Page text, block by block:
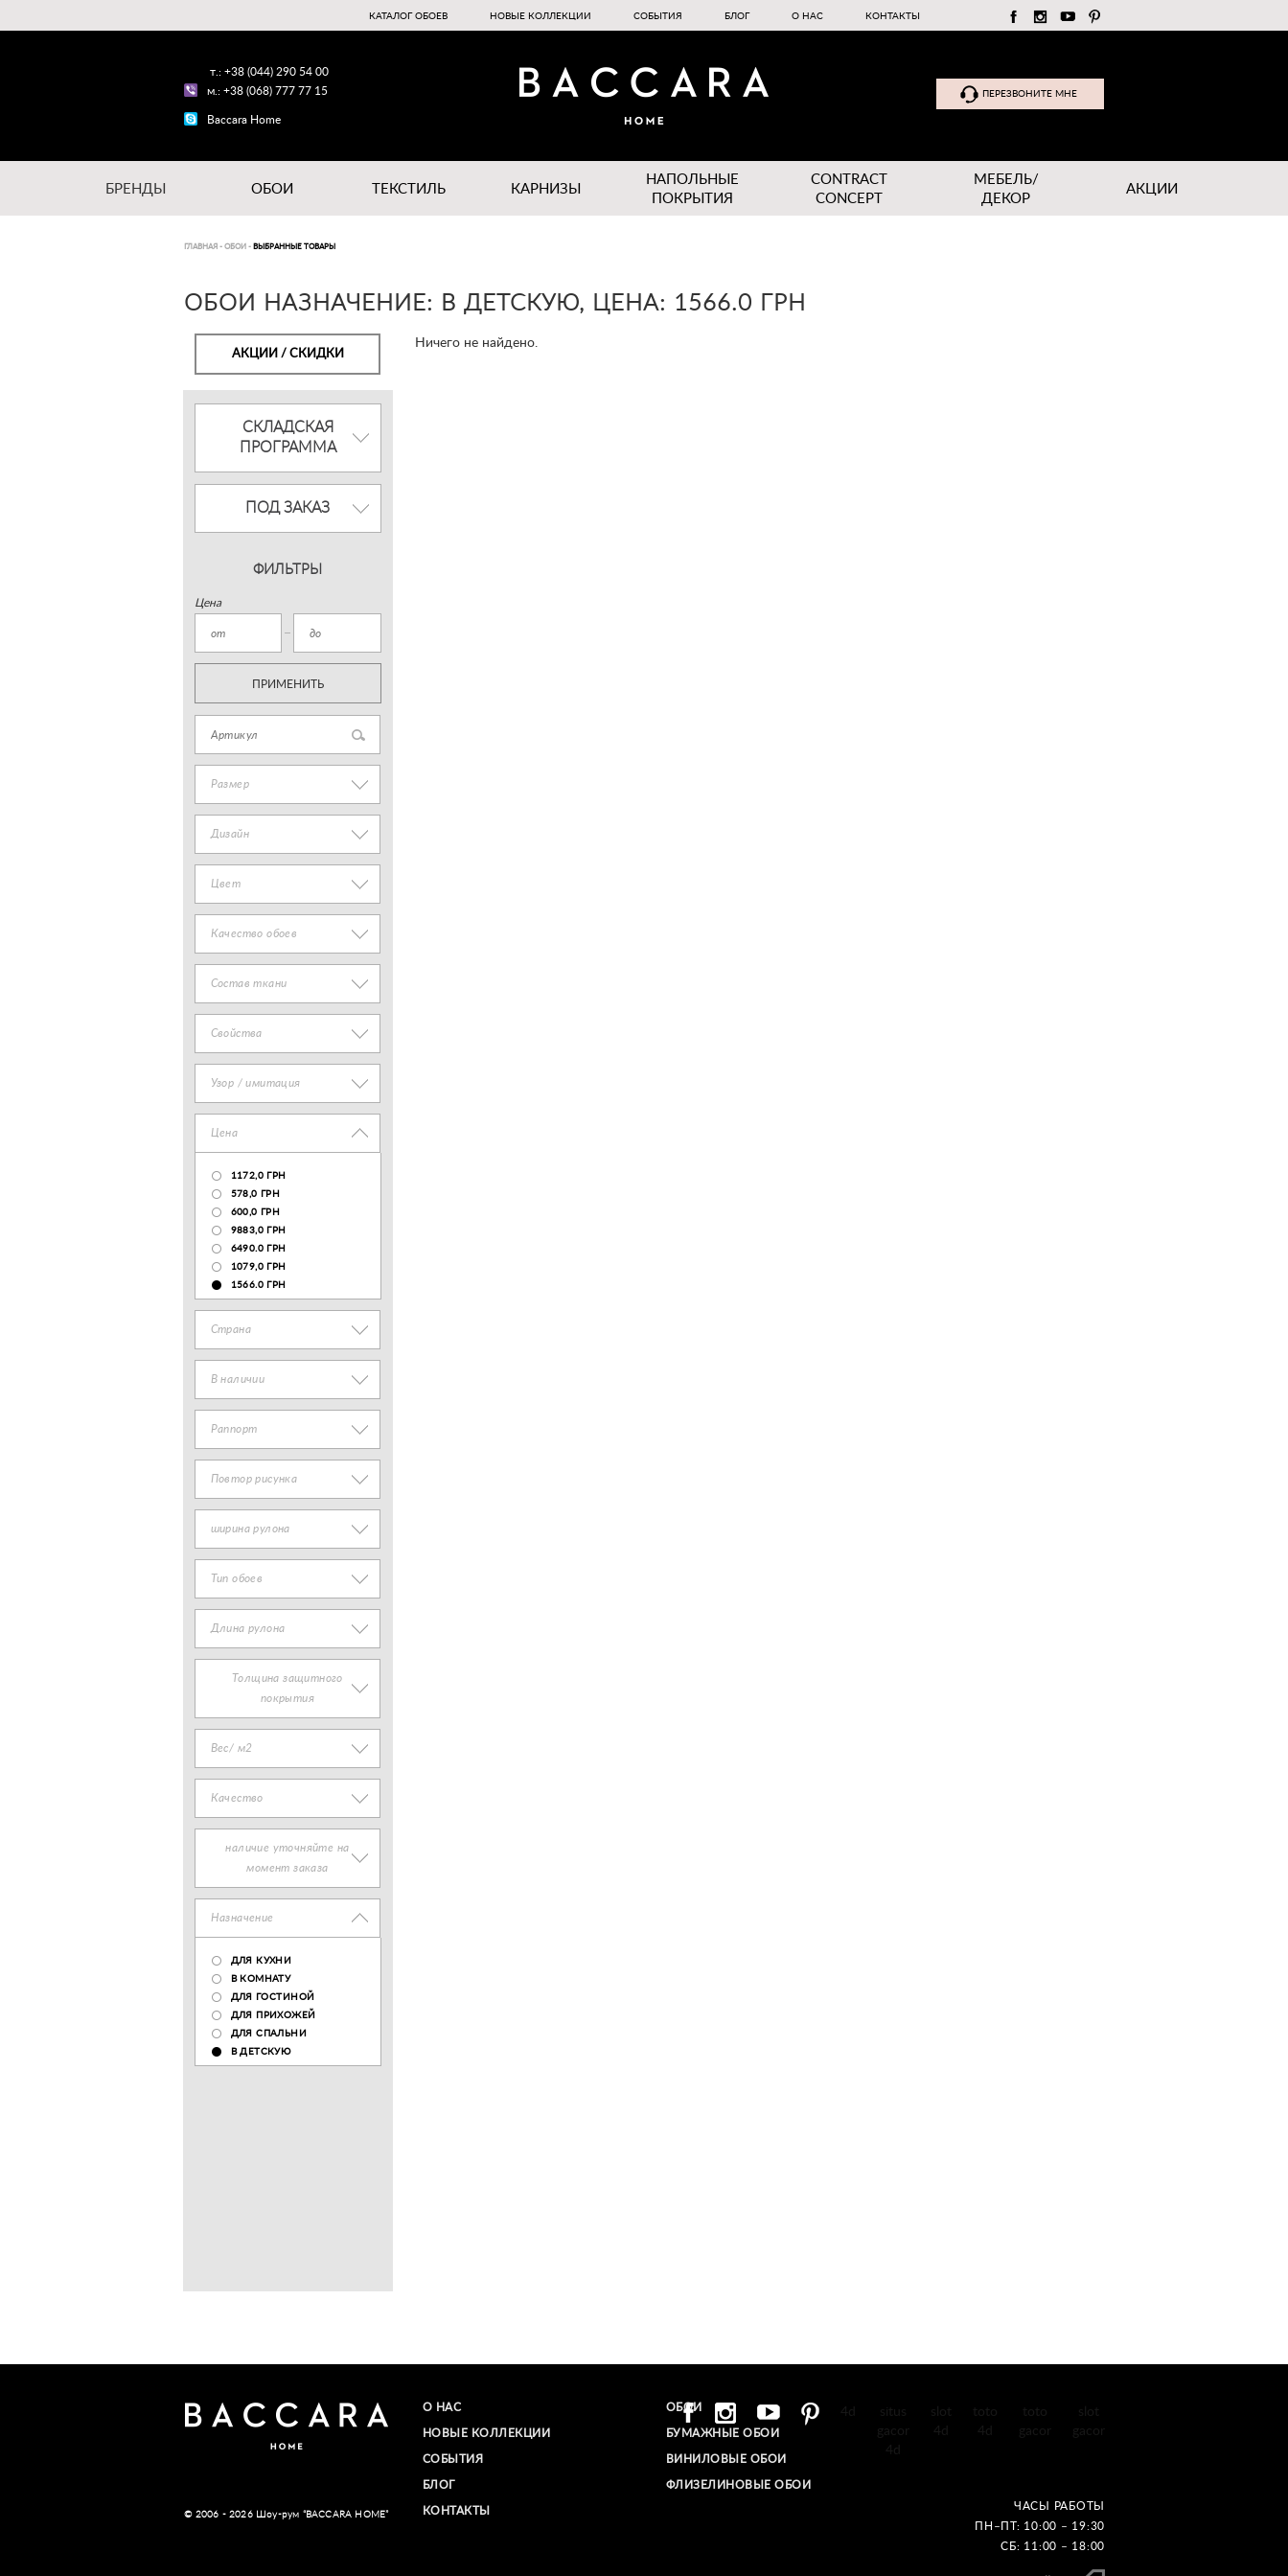
КАТАЛОГ ОБОЕВ НОВЫЕ КОЛЛЕКЦИИ СОБЫТИЯ БЛОГ О НАС КОНТАКТЫ
т.: +38 (044) 290 54 00
м.: +38 (068) 777 77 15
Baccara Home
ПЕРЕЗВОНИТЕ МНЕ
БРЕНДЫ ОБОИ ТЕКСТИЛЬ КАРНИЗЫ
НАПОЛЬНЫЕ
ПОКРЫТИЯ
CONTRACT
CONCEPT
МЕБЕЛЬ/
ДЕКОР
АКЦИИ
ГЛАВНАЯ - ОБОИ - ВЫБРАННЫЕ ТОВАРЫ
ОБОИ НАЗНАЧЕНИЕ: В ДЕТСКУЮ, ЦЕНА: 1566.0 ГРН
АКЦИИ / СКИДКИ
СКЛАДСКАЯ
ПРОГРАММА
ПОД ЗАКАЗ
ФИЛЬТРЫ
Цена
ПРИМЕНИТЬ
Размер
Дизайн
Цвет
Качество обоев
Состав ткани
Свойства
Узор / имитация
Цена
1172,0 ГРН
578,0 ГРН
600,0 ГРН
9883,0 ГРН
6490.0 ГРН
1079,0 ГРН
1566.0 ГРН
Страна
В наличии
Раппорт
Повтор рисунка
ширина рулона
Тип обоев
Длина рулона
Толщина защитного
покрытия
Вес/ м2
Качество
наличие уточняйте на
момент заказа
Назначение
ДЛЯ КУХНИ
В КОМНАТУ
ДЛЯ ГОСТИНОЙ
ДЛЯ ПРИХОЖЕЙ
ДЛЯ СПАЛЬНИ
В ДЕТСКУЮ
Ничего не найдено.
© 2006 - 2026 Шоу-рум “BACCARA HOME”
О НАС
НОВЫЕ КОЛЛЕКЦИИ
СОБЫТИЯ
БЛОГ
КОНТАКТЫ
ОБОИ
БУМАЖНЫЕ ОБОИ
ВИНИЛОВЫЕ ОБОИ​
ФЛИЗЕЛИНОВЫЕ ОБОИ
ЧАСЫ РАБОТЫ
ПН–ПТ: 10:00 – 19:30
СБ: 11:00 – 18:00